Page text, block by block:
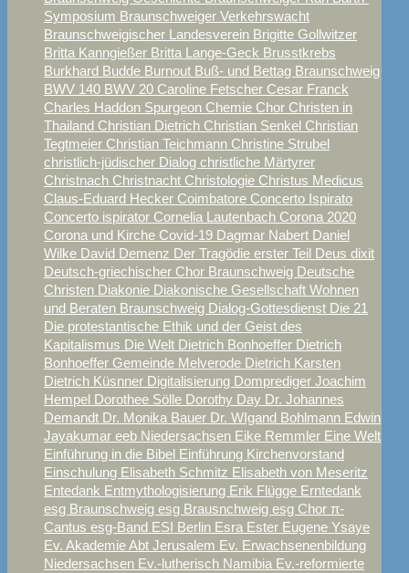
Symposium Braunschweiger Verkehrswacht
Braunschweigischer Landesverein Brigitte Gollwitzer
Britta Kanngießer Britta Lange-Geck Brusstkrebs
Burkhard Budde Burnout Buß- und Bettag Braunschweig
BWV 140 BWV 20 Caroline Fetscher Cesar Franck
Charles Haddon Spurgeon Chemie Chor Christen in
Thailand Christian Dietrich Christian Senkel Christian
Tegtmeier Christian Teichmann Christine Strubel
christlich-jüdischer Dialog christliche Märtyrer
Christnach Christnacht Christologie Christus Medicus
Claus-Eduard Hecker Coimbatore Concerto Ispirato
Concerto ispirator Cornelia Lautenbach Corona 2020
Corona und Kirche Covid-19 Dagmar Nabert Daniel
Wilke David Demenz Der Tragödie erster Teil Deus dixit
Deutsch-griechischer Chor Braunschweig Deutsche
Christen Diakonie Diakonische Gesellschaft Wohnen
und Beraten Braunschweig Dialog-Gottesdienst Die 21
Die protestantische Ethik und der Geist des
Kapitalismus Die Welt Dietrich Bonhoeffer Dietrich
Bonhoeffer Gemeinde Melverode Dietrich Karsten
Dietrich Küsnner Digitalisierung Domprediger Joachim
Hempel Dorothee Sölle Dorothy Day Dr. Johannes
Demandt Dr. Monika Bauer Dr. WIgand Bohlmann Edwin
Jayakumar eeb Niedersachsen Eike Remmler Eine Welt
Einführung in die Bibel Einführung Kirchenvorstand
Einschulung Elisabeth Schmitz Elisabeth von Meseritz
Entedank Entmythologisierung Erik Flügge Erntedank
esg Braunschweig esg Brausnchweig esg Chor π-
Cantus esg-Band ESI Berlin Esra Ester Eugene Ysaye
Ev. Akademie Abt Jerusalem Ev. Erwachsenenbildung
Niedersachsen Ev.-lutherisch Namibia Ev.-reformierte